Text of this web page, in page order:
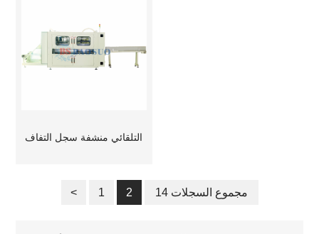
التلقائي منشفة سجل التفاف
< 1 2 14 مجموع السجلات